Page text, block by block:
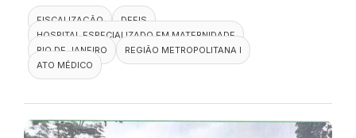
FISCALIZAÇÃO
DEFIS
HOSPITAL ESPECIALIZADO EM MATERNIDADE
RIO DE JANEIRO
REGIÃO METROPOLITANA I
ATO MÉDICO